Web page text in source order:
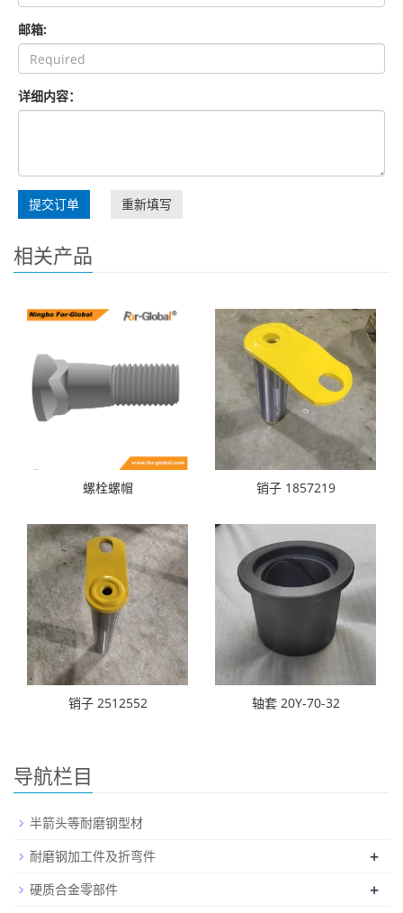
邮箱:
详细内容：
提交订单 重新填写
相关产品
螺栓螺帽 销子 1857219
销子 2512552 轴套 20Y-70-32
导航栏目
半箭头等耐磨钢型材
耐磨钢加工件及折弯件
+
硬质合金零部件 +